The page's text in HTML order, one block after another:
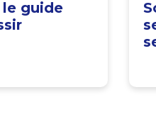
le guide